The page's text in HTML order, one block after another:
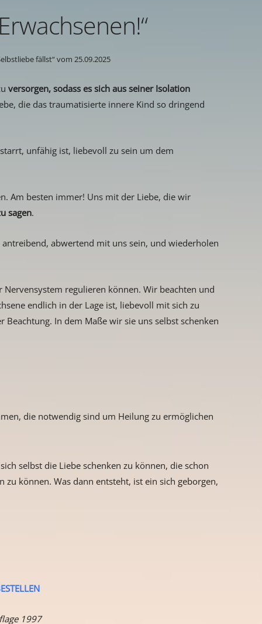
fällst“ vom 25.09.2025
versorgen, sodass es sich aus seiner Isolation
die das traumatisierte innere Kind so dringend
unfähig ist, liebevoll zu sein um dem
Am besten immer! Uns mit der Liebe, die wir
sagen.
abwertend mit uns sein, und wiederholen
regulieren können. Wir beachten und
endlich in der Lage ist, liebevoll mit sich zu
In dem Maße wir sie uns selbst schenken
die notwendig sind um Heilung zu ermöglichen
selbst die Liebe schenken zu können, die schon
können. Was dann entsteht, ist ein sich geborgen,
1997